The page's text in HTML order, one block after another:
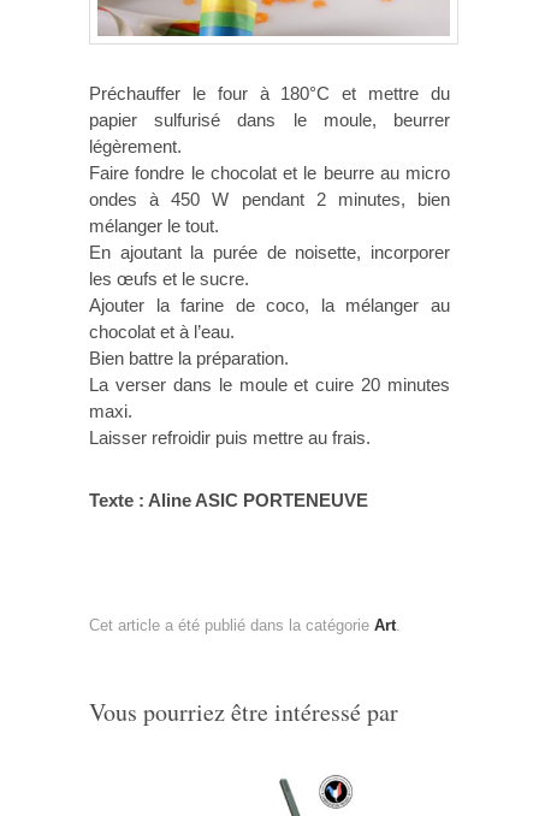
Préchauffer le four à 180°C et mettre du
papier sulfurisé dans le moule, beurrer
légèrement.
Faire fondre le chocolat et le beurre au micro
ondes à 450 W pendant 2 minutes, bien
mélanger le tout.
En ajoutant la purée de noisette, incorporer
les œufs et le sucre.
Ajouter la farine de coco, la mélanger au
chocolat et à l’eau.
Bien battre la préparation.
La verser dans le moule et cuire 20 minutes
maxi.
Laisser refroidir puis mettre au frais.
Texte : Aline ASIC PORTENEUVE
Cet article a été publié dans la catégorie Art
Vous pourriez être intéressé par